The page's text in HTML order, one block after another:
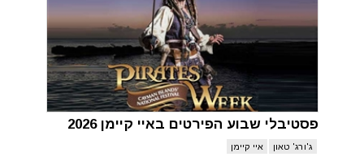
פסטיבלי שבוע הפירטים באיי קיימן 2026
ג'ורג' טאון איי קיימן